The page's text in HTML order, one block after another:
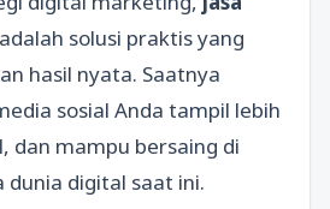
adalah solusi praktis yang
hasil nyata. Saatnya
sosial Anda tampil lebih
dan mampu bersaing di
digital saat ini.